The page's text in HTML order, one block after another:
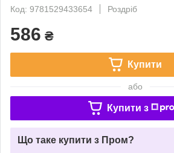
Код: 9781529433654
Роздріб
586 ₴
Купити
або
Купити з
Що таке купити з Пром?